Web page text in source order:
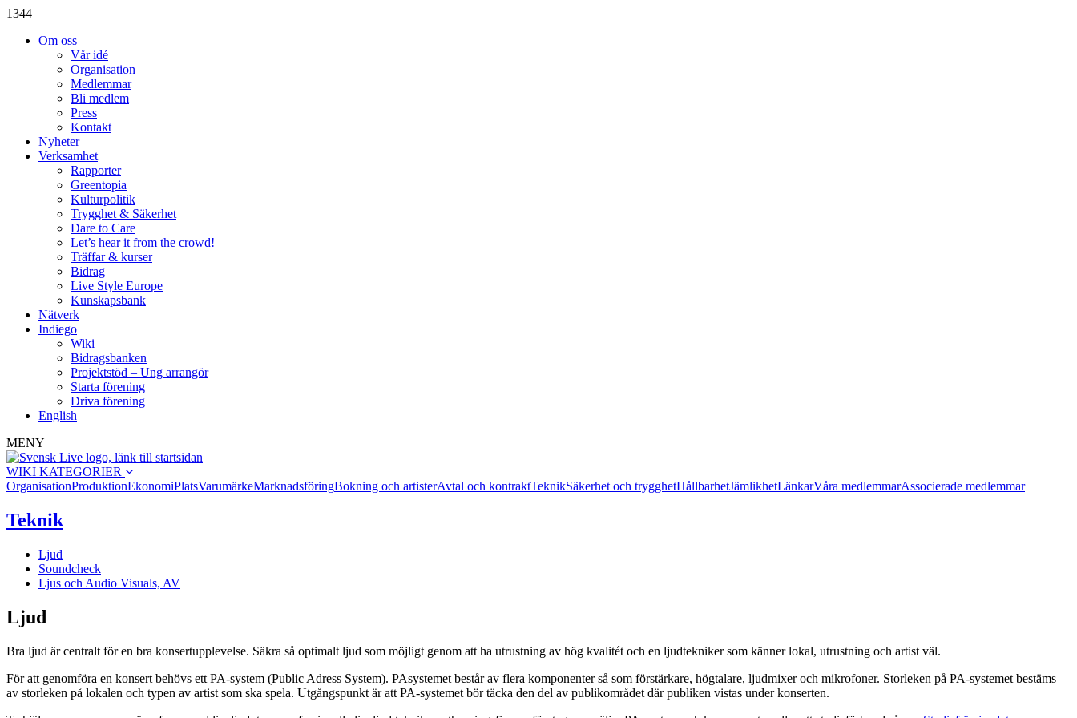
1344
Om oss
Vår idé
Organisation
Medlemmar
Bli medlem
Press
Kontakt
Nyheter
Verksamhet
Rapporter
Greentopia
Kulturpolitik
Trygghet & Säkerhet
Dare to Care
Let’s hear it from the crowd!
Träffar & kurser
Bidrag
Live Style Europe
Kunskapsbank
Nätverk
Indiego
Wiki
Bidragsbanken
Projektstöd – Ung arrangör
Starta förening
Driva förening
English
MENY
WIKI KATEGORIER
OrganisationProduktionEkonomiPlatsVarumärkeMarknadsföringBokning och artisterAvtal och kontraktTeknikSäkerhet och trygghetHållbarhetJämlikhetLänkarVåra medlemmarAssocierade medlemmar
Teknik
Ljud
Soundcheck
Ljus och Audio Visuals, AV
Ljud
Bra ljud är centralt för en bra konsertupplevelse. Säkra så optimalt ljud som möjligt genom att ha utrustning av hög kvalitét och en ljudtekniker som känner lokal, utrustning och artist väl.
För att genomföra en konsert behövs ett PA-system (Public Adress System). PAsystemet består av flera komponenter så som förstärkare, högtalare, ljudmixer och mikrofoner. Storleken på PA-systemet bestäms
av storleken på lokalen och typen av artist som ska spela. Utgångspunkt är att PA-systemet bör täcka den del av publikområdet där publiken vistas under konserten.